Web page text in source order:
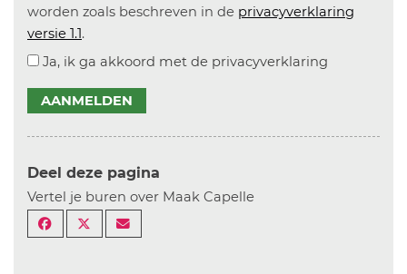
worden zoals beschreven in de privacyverklaring
versie 1.1.
Ja, ik ga akkoord met de privacyverklaring
AANMELDEN
Deel deze pagina
Vertel je buren over Maak Capelle